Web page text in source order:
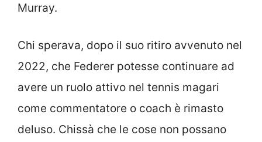
Murray.
Chi sperava, dopo il suo ritiro avvenuto nel
2022, che Federer potesse continuare ad
avere un ruolo attivo nel tennis magari
come commentatore o coach è rimasto
deluso. Chissà che le cose non possano